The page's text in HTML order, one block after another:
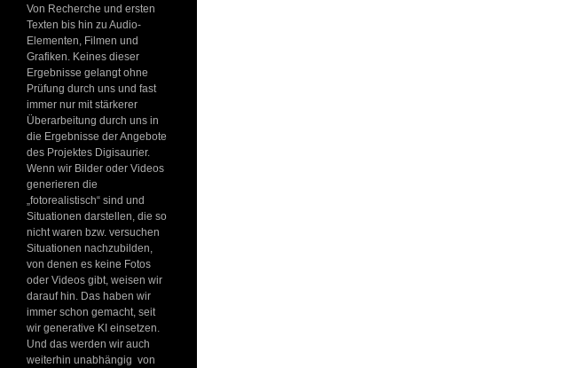
Von Recherche und ersten
Texten bis hin zu Audio-
Elementen, Filmen und
Grafiken. Keines dieser
Ergebnisse gelangt ohne
Prüfung durch uns und fast
immer nur mit stärkerer
Überarbeitung durch uns in
die Ergebnisse der Angebote
des Projektes Digisaurier.
Wenn wir Bilder oder Videos
generieren die
„fotorealistisch“ sind und
Situationen darstellen, die so
nicht waren bzw. versuchen
Situationen nachzubilden,
von denen es keine Fotos
oder Videos gibt, weisen wir
darauf hin. Das haben wir
immer schon gemacht, seit
wir generative KI einsetzen.
Und das werden wir auch
weiterhin unabhängig von